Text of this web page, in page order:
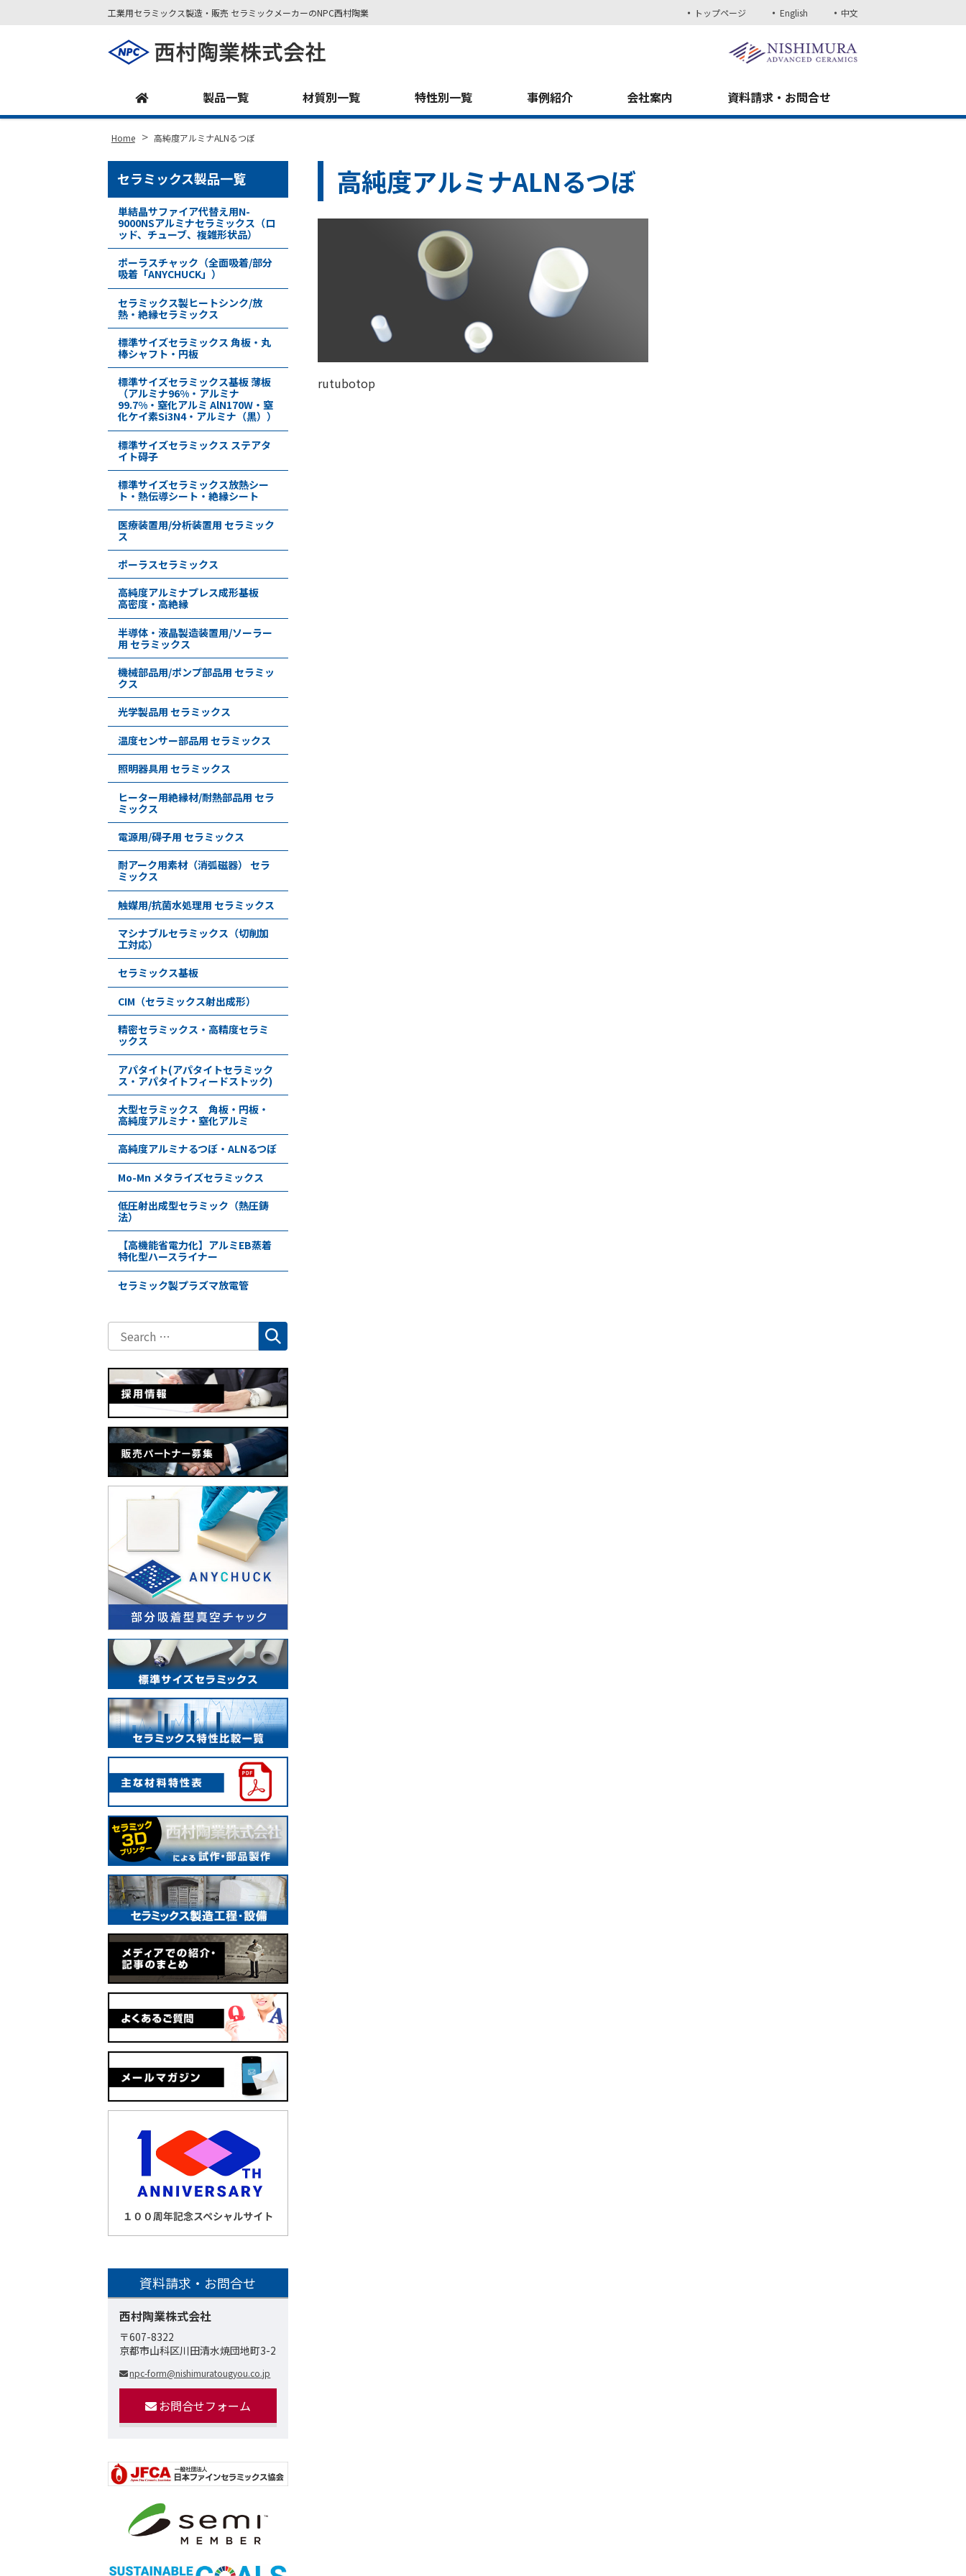
工業用セラミックス製造・販売 セラミックメーカーのNPC西村陶業 トップページ English 中文
製品一覧 材質別一覧 特性別一覧 事例紹介 会社案内 資料請求・お問合せ
Home > 高純度アルミナALNるつぼ
高純度アルミナALNるつぼ
rutubotop
セラミックス製品一覧
単結晶サファイア代替え用N-
9000NSアルミナセラミックス（ロ
ッド、チューブ、複雑形状品）
ポーラスチャック（全面吸着/部分
吸着「ANYCHUCK」）
セラミックス製ヒートシンク/放
熱・絶縁セラミックス
標準サイズセラミックス 角板・丸
棒シャフト・円板
標準サイズセラミックス基板 薄板
（アルミナ96%・アルミナ
99.7%・窒化アルミ AlN170W・窒
化ケイ素Si3N4・アルミナ（黒））
標準サイズセラミックス ステアタ
イト碍子
標準サイズセラミックス放熱シー
ト・熱伝導シート・絶縁シート
医療装置用/分析装置用 セラミック
ス
ポーラスセラミックス
高純度アルミナプレス成形基板
高密度・高絶縁
半導体・液晶製造装置用/ソーラー
用 セラミックス
機械部品用/ポンプ部品用 セラミッ
クス
光学製品用 セラミックス
温度センサー部品用 セラミックス
照明器具用 セラミックス
ヒーター用絶縁材/耐熱部品用 セラ
ミックス
電源用/碍子用 セラミックス
耐アーク用素材（消弧磁器） セラ
ミックス
触媒用/抗菌水処理用 セラミックス
マシナブルセラミックス（切削加
工対応）
セラミックス基板
CIM（セラミックス射出成形）
精密セラミックス・高精度セラミ
ックス
アパタイト(アパタイトセラミック
ス・アパタイトフィードストック)
大型セラミックス 角板・円板・
高純度アルミナ・窒化アルミ
高純度アルミナるつぼ・ALNるつぼ
Mo-Mn メタライズセラミックス
低圧射出成型セラミック（熱圧鋳
法）
【高機能省電力化】アルミEB蒸着
特化型ハースライナー
セラミック製プラズマ放電管
資料請求・お問合せ
西村陶業株式会社
〒607-8322
京都市山科区川田清水焼団地町3-2
npc-form@nishimuratougyou.co.jp
お問合せフォーム